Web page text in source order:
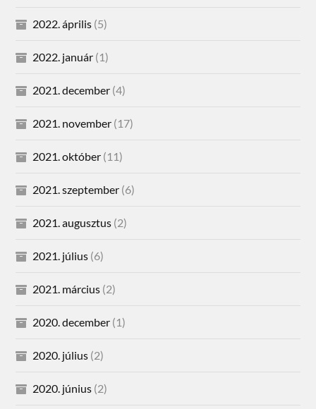
2022. április (5)
2022. január (1)
2021. december (4)
2021. november (17)
2021. október (11)
2021. szeptember (6)
2021. augusztus (2)
2021. július (6)
2021. március (2)
2020. december (1)
2020. július (2)
2020. június (2)